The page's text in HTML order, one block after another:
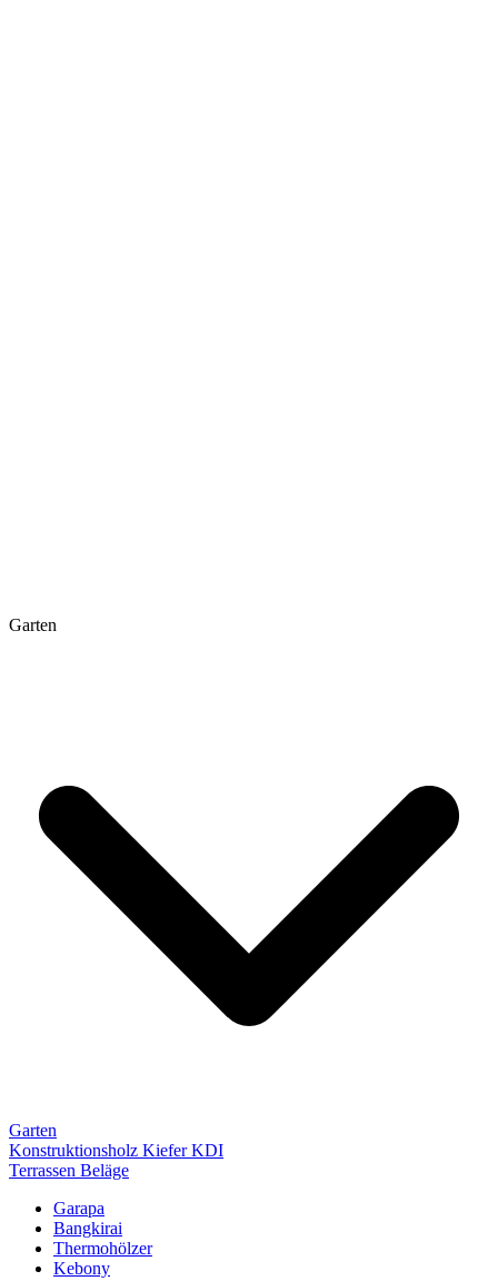
Garten
Garten
Konstruktionsholz Kiefer KDI
Terrassen Beläge
Garapa
Bangkirai
Thermohölzer
Kebony